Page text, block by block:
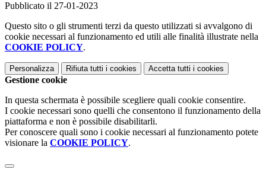
Pubblicato il 27-01-2023
Questo sito o gli strumenti terzi da questo utilizzati si avvalgono di
cookie necessari al funzionamento ed utili alle finalità illustrate nella
COOKIE POLICY.
Personalizza Rifiuta tutti i cookies Accetta tutti i cookies
Gestione cookie
In questa schermata è possibile scegliere quali cookie consentire.
I cookie necessari sono quelli che consentono il funzionamento della
piattaforma e non è possibile disabilitarli.
Per conoscere quali sono i cookie necessari al funzionamento potete
visionare la COOKIE POLICY.